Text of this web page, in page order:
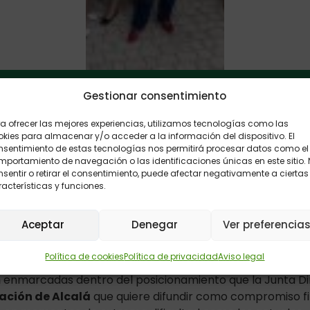
Gestionar consentimiento
ofrecer las mejores experiencias, utilizamos tecnologías como las
para almacenar y/o acceder a la información del dispositivo. El
de estas tecnologías nos permitirá procesar datos como el
de navegación o las identificaciones únicas en este sitio.
o retirar el consentimiento, puede afectar negativamente a ciertas
y funciones.
Aceptar Denegar Ver preferencias
Política de cookiesPolítica de privacidadAviso legal
Reanudar Detener
se ha celebrado en Alcalá de Henares (Madrid) una
que ha reunido a la Junta Directiva, los presidentes
de nuestro movimiento asociativo.
que ha contado con la máxima representación de
más Ceuta y Melilla, se ha reflexionado y acordado
acometer dentro de su plan estratégico para dar
en este contexto de cambio permanente y crisis
enmarcadas dentro del posicionamiento que la Junta
de Alcalá que quiere difundir como compromiso